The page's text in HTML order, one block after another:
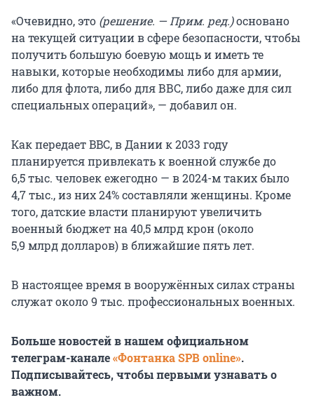
«Очевидно, это (решение. — Прим. ред.)основано
на текущей ситуации в сфере безопасности, чтобы
получить большую боевую мощь и иметь те
навыки, которые необходимы либо для армии,
либо для флота, либо для ВВС, либо даже для сил
специальных операций», — добавил он.
Как передает BBC, в Дании к 2033 году
планируется привлекать к военной службе до
6,5 тыс. человек ежегодно — в 2024-м таких было
4,7 тыс., из них 24% составляли женщины. Кроме
того, датские власти планируют увеличить
военный бюджет на 40,5 млрд крон (около
5,9 млрд долларов) в ближайшие пять лет.
В настоящее время в вооружённых силах страны
служат около 9 тыс. профессиональных военных.
Больше новостей в нашем официальном
телеграм-канале«Фонтанка SPB online».
Подписывайтесь, чтобы первыми узнавать о
важном.